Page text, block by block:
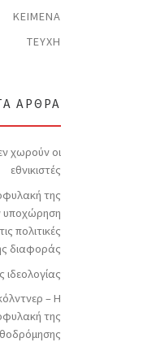
ΚΕΊΜΕΝΑ
ΤΕΎΧΗ
ΆΡΘΡΑ
χωρούν οι
εθνικιστές
της
υποχώρηση
πολιτικές
διαφοράς
ιδεολογίας
– Η
της